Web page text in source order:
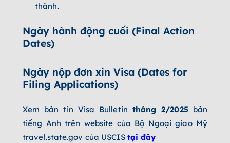
thành.
Ngày hành động cuối (Final Action
Dates)
Ngày nộp đơn xin Visa (Dates for
Filing Applications)
Xem bản tin Visa Bulletin tháng 2/2025bản
tiếng Anh trên website của Bộ Ngoại giao Mỹ
travel.state.gov của USCIS tại đây